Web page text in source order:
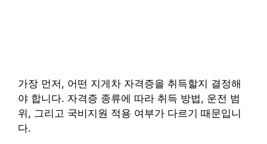
가장 먼저, 어떤 지게차 자격증을 취득할지 결정해
야 합니다. 자격증 종류에 따라 취득 방법, 운전 범
위, 그리고 국비지원 적용 여부가 다르기 때문입니
다.